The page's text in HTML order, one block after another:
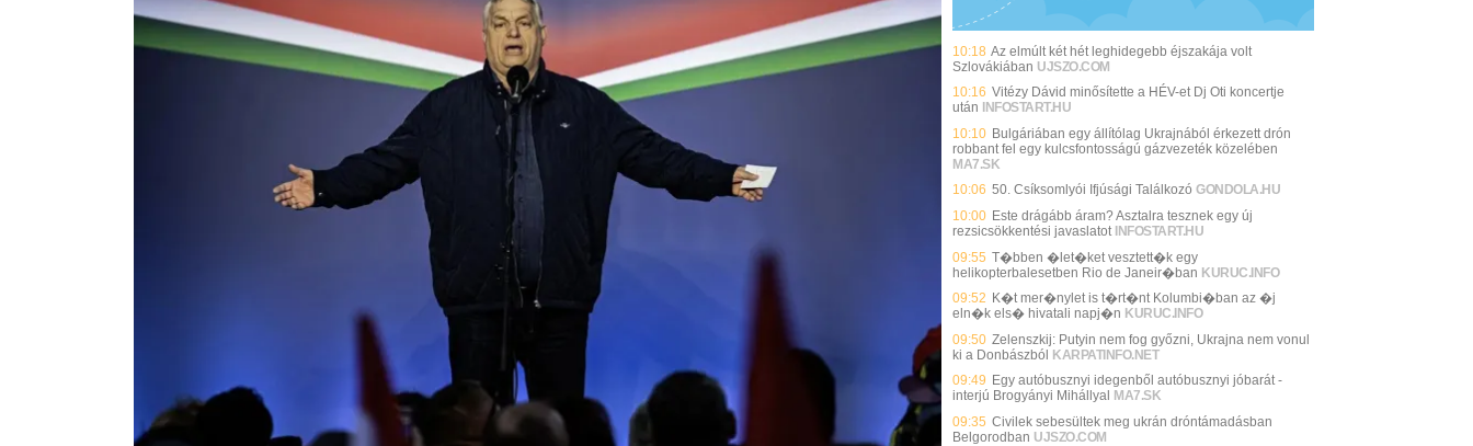
10:18 Az elmúlt két hét leghidegebb éjszakája volt
Szlovákiában UJSZO.COM
10:16 Vitézy Dávid minősítette a HÉV-et Dj Oti koncertje
után
INFOSTART.HU
10:10 Bulgáriában egy állítólag Ukrajnából érkezett drón
robbant fel egy kulcsfontosságú gázvezeték közelében
MA7.SK
10:06 50. Csíksomlyói Ifjúsági Találkozó GONDOLA.HU
10:00 Este drágább áram? Asztalra tesznek egy új
rezsicsökkentési javaslatot INFOSTART.HU
09:55 T�bben �let�ket vesztett�k egy
helikopterbalesetben Rio de Janeir�ban KURUC.INFO
09:52 K�t mer�nylet is t�rt�nt Kolumbi�ban az �j
eln�k els� hivatali napj�n KURUC.INFO
09:50 Zelenszkij: Putyin nem fog győzni, Ukrajna nem vonul
ki a Donbászból KARPATINFO.NET
09:49 Egy autóbusznyi idegenből autóbusznyi jóbarát -
interjú Brogyányi Mihállyal MA7.SK
09:35 Civilek sebesültek meg ukrán dróntámadásban
Belgorodban UJSZO.COM